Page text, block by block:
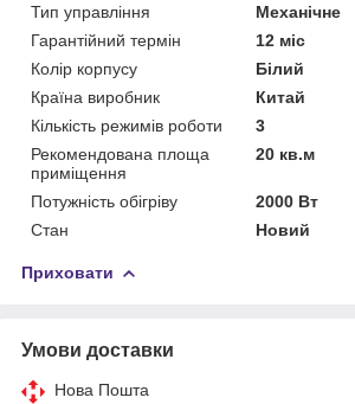
Тип управління
Механічне
Гарантійний термін
12 міс
Колір корпусу
Білий
Країна виробник
Китай
Кількість режимів роботи
3
Рекомендована площа
приміщення
20 кв.м
Потужність обігріву
2000 Вт
Стан
Новий
Приховати
Умови доставки
Нова Пошта